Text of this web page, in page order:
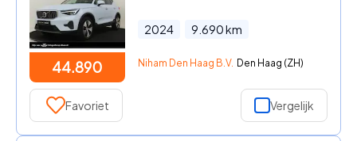
44.890
2024 9.690km
Niham Den Haag B.V. Den Haag (ZH)
Favoriet Vergelijk